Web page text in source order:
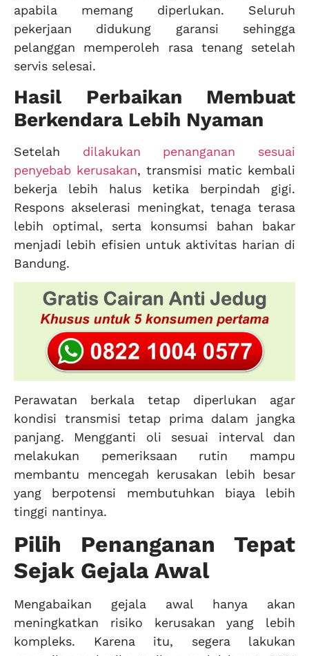
apabila memang diperlukan. Seluruh
pekerjaan didukung garansi sehingga
pelanggan memperoleh rasa tenang setelah
servis selesai.
Hasil Perbaikan Membuat
Berkendara Lebih Nyaman
Setelah dilakukan penanganan sesuai
penyebab kerusakan, transmisi matic kembali
bekerja lebih halus ketika berpindah gigi.
Respons akselerasi meningkat, tenaga terasa
lebih optimal, serta konsumsi bahan bakar
menjadi lebih efisien untuk aktivitas harian di
Bandung.
Perawatan berkala tetap diperlukan agar
kondisi transmisi tetap prima dalam jangka
panjang. Mengganti oli sesuai interval dan
melakukan pemeriksaan rutin mampu
membantu mencegah kerusakan lebih besar
yang berpotensi membutuhkan biaya lebih
tinggi nantinya.
Pilih Penanganan Tepat
Sejak Gejala Awal
Mengabaikan gejala awal hanya akan
meningkatkan risiko kerusakan yang lebih
kompleks. Karena itu, segera lakukan